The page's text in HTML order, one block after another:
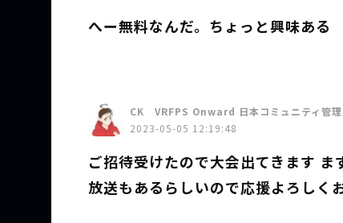
へー無料なんだ。ちょっと興味ある
CK VRFPS Onward 日本コミュニティ管理
2023-05-05 12:19:48
ご招待受けたので大会出てきます ま
放送もあるらしいので応援よろしく